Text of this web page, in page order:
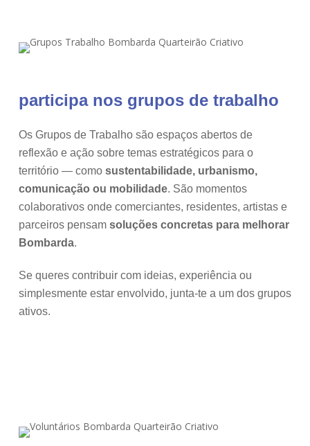
participa nos grupos de trabalho
Os Grupos de Trabalho são espaços abertos de
reflexão e ação sobre temas estratégicos para o
território — como sustentabilidade, urbanismo,
comunicação ou mobilidade. São momentos
colaborativos onde comerciantes, residentes, artistas e
parceiros pensam soluções concretas para melhorar
Bombarda.
Se queres contribuir com ideias, experiência ou
simplesmente estar envolvido, junta-te a um dos grupos
ativos.